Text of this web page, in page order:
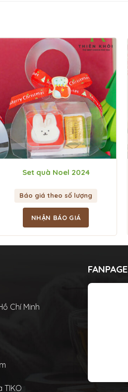
Set quà Noel 2024
Báo giá theo số lượng
NHẬN BÁO GIÁ
Chí Minh
FANPAGE
TIKO